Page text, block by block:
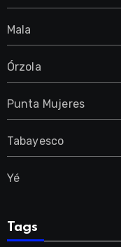
Mala
Órzola
Punta Mujeres
Tabayesco
Yé
Tags